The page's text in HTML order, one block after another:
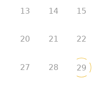
13 14 15
20 21 22
27 28 29